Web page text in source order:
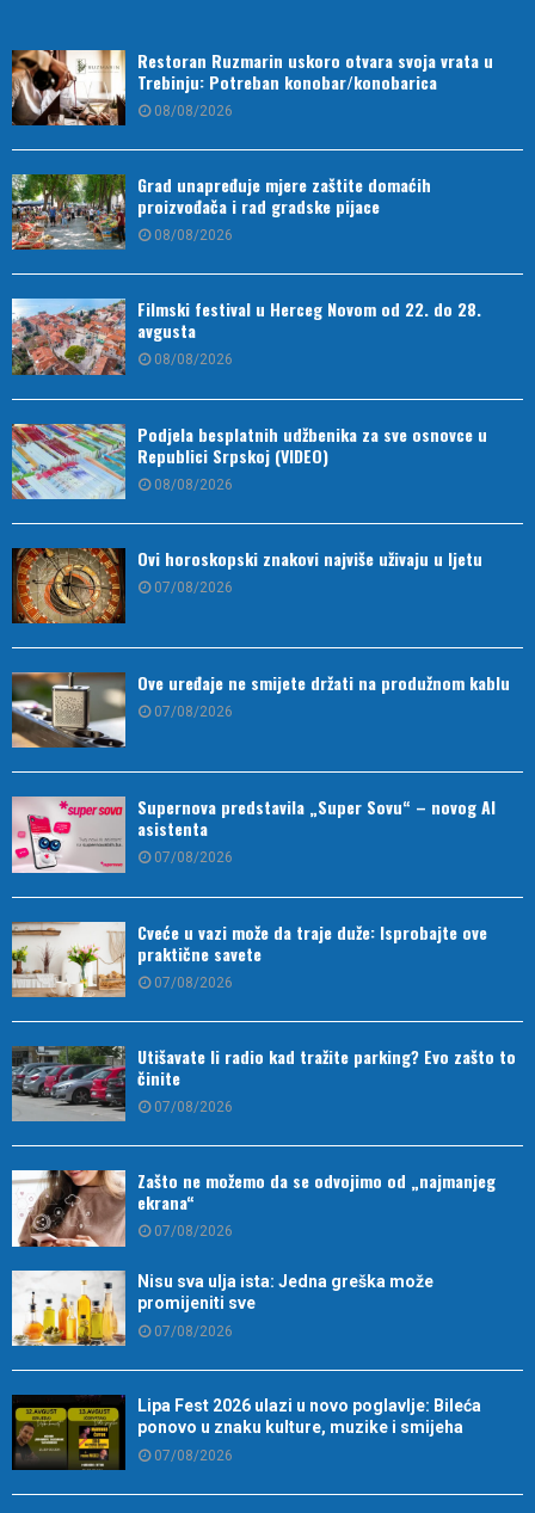
Restoran Ruzmarin uskoro otvara svoja vrata u
Trebinju: Potreban konobar/konobarica
08/08/2026
Grad unapređuje mjere zaštite domaćih
proizvođača i rad gradske pijace
08/08/2026
Filmski festival u Herceg Novom od 22. do 28.
avgusta
08/08/2026
Podjela besplatnih udžbenika za sve osnovce u
Republici Srpskoj (VIDEO)
08/08/2026
Ovi horoskopski znakovi najviše uživaju u ljetu
07/08/2026
Ove uređaje ne smijete držati na produžnom kablu
07/08/2026
Supernova predstavila „Super Sovu“ – novog AI
asistenta
07/08/2026
Cveće u vazi može da traje duže: Isprobajte ove
praktične savete
07/08/2026
Utišavate li radio kad tražite parking? Evo zašto to
činite
07/08/2026
Zašto ne možemo da se odvojimo od „najmanjeg
ekrana“
07/08/2026
Nisu sva ulja ista: Jedna greška može
promijeniti sve
07/08/2026
Lipa Fest 2026 ulazi u novo poglavlje: Bileća
ponovo u znaku kulture, muzike i smijeha
07/08/2026